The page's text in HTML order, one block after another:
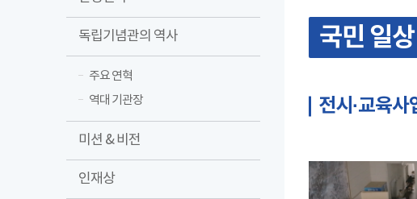
독립기념관의 역사
주요 연혁
역대 기관장
미션 & 비전
인재상
국민 일
전시·교육사